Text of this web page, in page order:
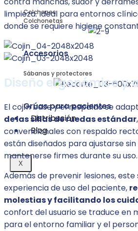
Colchones
Colchonetas
Accesorios
Sábanas y protectores
Grúas para pacientes
Distribución
Blog
X
limpieza. Ideal para entornos
donde se requiere higiene
Diseño ergonómico y
El cojín base y el respaldo se
de las sillas de ruedas estándar
convencionales con respaldo
están diseñados para ajustarse
mantenerse firmes durante su uso.
Además de prevenir lesiones,
experiencia de uso del paciente,
molestias y facilitando los
confort del usuario se traduce en
para el entorno familiar y el